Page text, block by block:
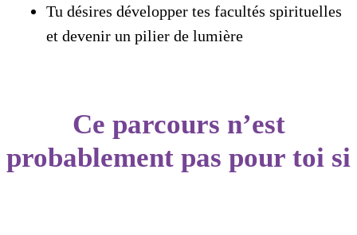
Tu désires développer tes facultés spirituelles
et devenir un pilier de lumière
Ce parcours n’est
probablement pas pour toi si